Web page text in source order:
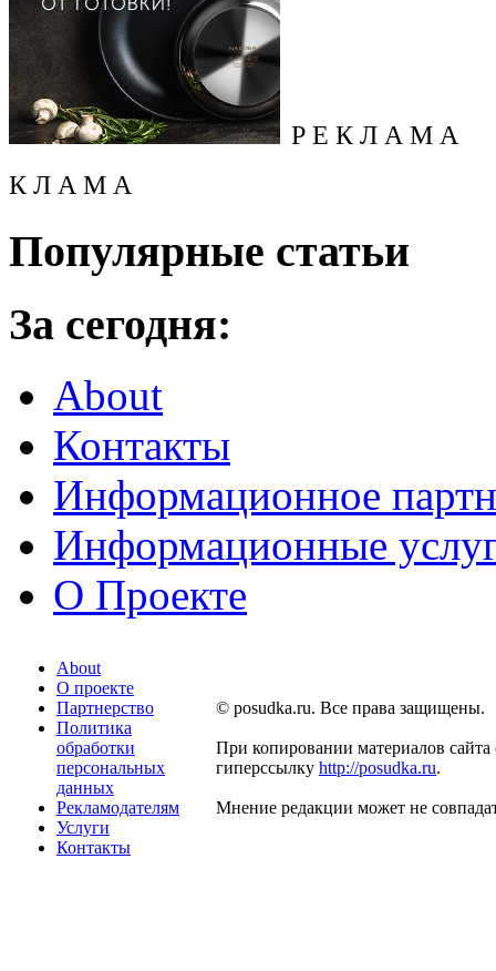
Р Е К Л А М А
К Л А М А
Популярные статьи
За сегодня:
About
Контакты
Информационное
Информационные
О Проекте
About
О проекте
Партнерство
Политика
обработки
персональных
данных
Рекламодателям
Услуги
Контакты
© posudka.ru. Все права защищены.
При копировании материалов сайта
гиперссылку http://posudka.ru.
Мнение редакции может не